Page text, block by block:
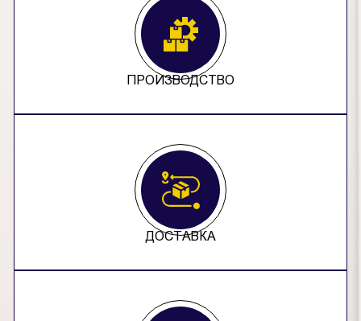
ПРОИЗВОДСТВО
ДОСТАВКА